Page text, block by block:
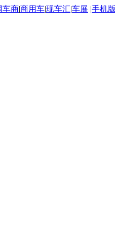
车商|商用车|现车汇|车展 |手机版